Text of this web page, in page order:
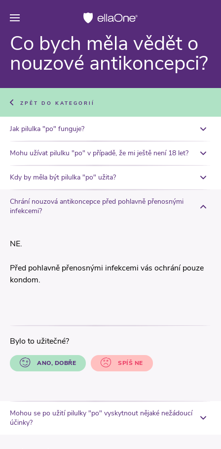
Co bych měla vědět o
nouzové antikoncepci?
ZPĚT DO KATEGORIÍ
Jak pilulka "po" funguje?
Mohu užívat pilulku "po" v případě, že mi ještě není 18 let?
Kdy by měla být pilulka "po" užita?
Chrání nouzová antikoncepce před pohlavně přenosnými
infekcemi?
NE.
Před pohlavně přenosnými infekcemi vás ochrání pouze
kondom.
Bylo to užitečné?
ANO, DOBŘE SPÍŠ NE
Mohou se po užití pilulky "po" vyskytnout nějaké nežádoucí
účinky?